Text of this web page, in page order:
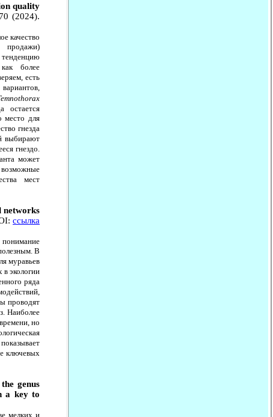
quality
(2024).
качество
продажи)
как более
есть
остается
место для
гнезда
выбирают
гнездо.
может
мест
networks
ссылка
В
муравьев
экологии
ряда
проводят
Наиболее
но
ключевых
genus
a key to
мелких и